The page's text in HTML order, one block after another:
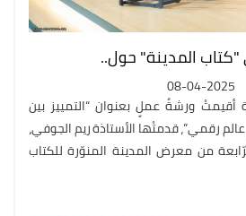
المدينة" حول..
08-04-2025
أقيمتْ ورشةُ عملٍ بعنوان “التمييز بين
رقمي”، قدمتْها الأستاذة ريم الجوفي،
من معرض المدينة المنوّرة للكتاب